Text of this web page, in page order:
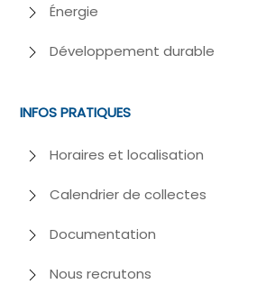
Énergie
Développement durable
INFOS PRATIQUES
Horaires et localisation
Calendrier de collectes
Documentation
Nous recrutons